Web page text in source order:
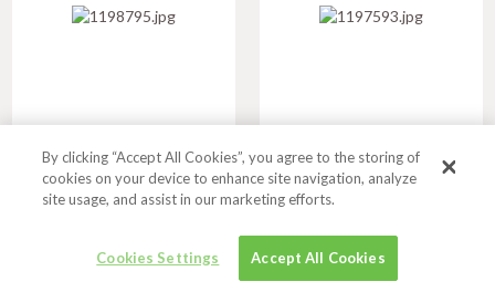
O MAR É LONGE
BUG NOS
MILLENNIALS
By clicking “Accept All Cookies”, you agree to the storing of
cookies on your device to enhance site navigation, analyze
site usage, and assist in our marketing efforts.
Cookies Settings Accept All Cookies